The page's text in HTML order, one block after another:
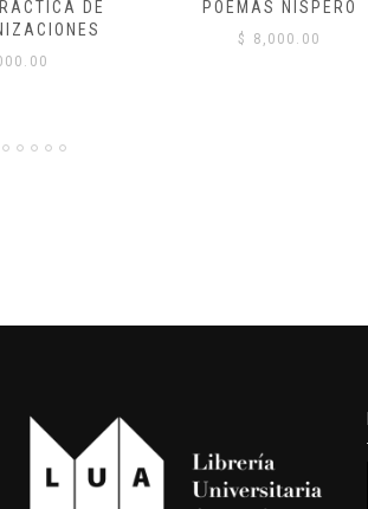
DE
POEMAS NÍSPERO
$ 8,000.00